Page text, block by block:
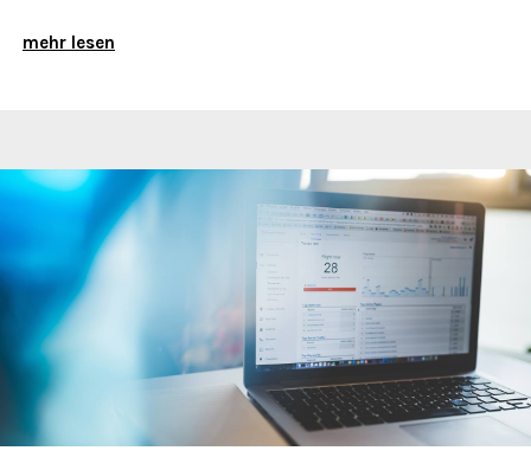
mehr lesen